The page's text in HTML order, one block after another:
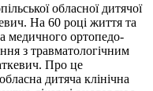
обласної дитячої
На 60 році життя та
медичного ортопедо-
з травматологічним
Про це
дитяча клінічна